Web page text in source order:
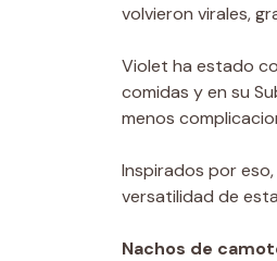
volvieron virales,
Violet ha estado
comidas y en su
menos
Inspirados por
versatilidad de
Nachos de